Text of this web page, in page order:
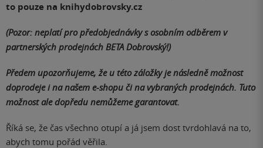
to pouze na knihydobrovsky.cz
(Pozor: neplatí pro předobjednávky s osobním odběrem v
partnerských prodejnách BETA Dobrovský!)
Předem upozorňujeme, že u této záložky je následně možnost
doprodeje i na našem e-shopu či na vybraných prodejnách. Tuto
možnost ale dopředu nemůžeme garantovat.
Říká se, že čas všechno otupí a já jsem dost tvrdohlavá na to,
abych tomu pořád věřila.